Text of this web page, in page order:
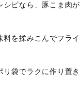
シピなら、豚こま肉
料を揉みこんでフラ
リ袋でラクに作り置